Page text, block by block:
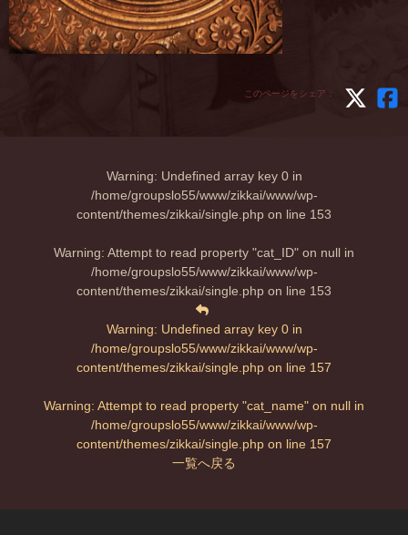
このページをシェア：
Warning: Undefined array key 0 in
/home/groupslo55/www/zikkai/www/wp-
content/themes/zikkai/single.php on line 153
Warning: Attempt to read property "cat_ID" on null in
/home/groupslo55/www/zikkai/www/wp-
content/themes/zikkai/single.php on line 153
Warning: Undefined array key 0 in
/home/groupslo55/www/zikkai/www/wp-
content/themes/zikkai/single.php on line 157
Warning: Attempt to read property "cat_name" on null in
/home/groupslo55/www/zikkai/www/wp-
content/themes/zikkai/single.php on line 157
一覧へ戻る